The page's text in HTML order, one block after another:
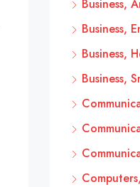
Business,
Business,
Business,
Business,